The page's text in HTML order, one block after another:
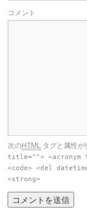
コメント
次のHTML タグと属性
title=""> <acronym
<code> <del
<strong>